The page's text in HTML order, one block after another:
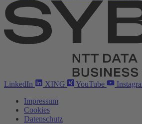
LinkedIn XING YouTube
Impressum
Cookies
Datenschutz